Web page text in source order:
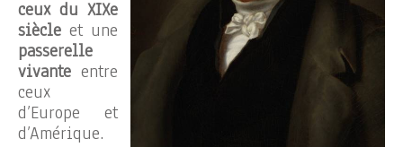
ceux du XIXe
siècle et une
passerelle
vivante entre
ceux
d’Europe et
d’Amérique.